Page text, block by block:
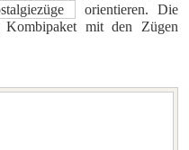
orientieren. Die
mit den Zügen